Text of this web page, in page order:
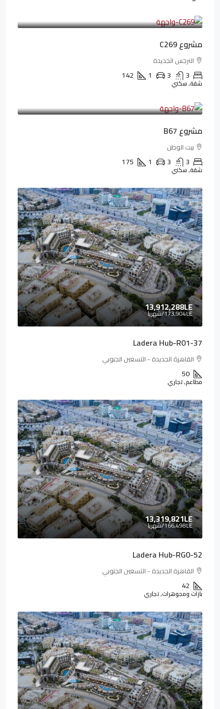
مشروع C269
النرجس الجديدة
3
3
1
142
شقة, سكني
مشروع B67
بيت الوطن
3
3
1
175
شقة, سكني
13,912,288LE
173,904LE/شهريا
Ladera Hub-R01-37
القاهرة الجديدة - التسعين الجنوبي
50
مطاعم, تجاري
13,319,821LE
166,498LE/شهريا
Ladera Hub-RG0-52
القاهرة الجديدة - التسعين الجنوبي
42
بازات ومجوهرات, تجاري